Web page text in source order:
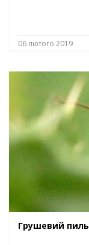
06 лютого 2019
Грушевий